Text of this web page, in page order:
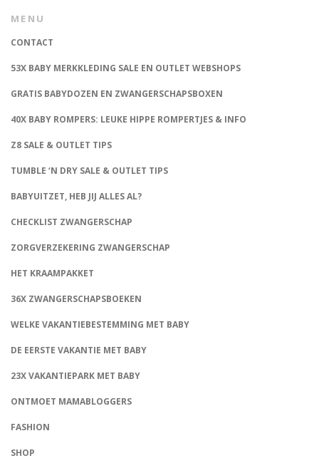
MENU
CONTACT
53X BABY MERKKLEDING SALE EN OUTLET WEBSHOPS
GRATIS BABYDOZEN EN ZWANGERSCHAPSBOXEN
40X BABY ROMPERS: LEUKE HIPPE ROMPERTJES & INFO
Z8 SALE & OUTLET TIPS
TUMBLE ‘N DRY SALE & OUTLET TIPS
BABYUITZET, HEB JIJ ALLES AL?
CHECKLIST ZWANGERSCHAP
ZORGVERZEKERING ZWANGERSCHAP
HET KRAAMPAKKET
36X ZWANGERSCHAPSBOEKEN
WELKE VAKANTIEBESTEMMING MET BABY
DE EERSTE VAKANTIE MET BABY
23X VAKANTIEPARK MET BABY
ONTMOET MAMABLOGGERS
FASHION
SHOP